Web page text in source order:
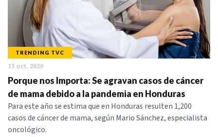
TRENDING TVC
15 oct. 2020
Porque nos Importa: Se agravan casos de cáncer
de mama debido a la pandemia en Honduras
Para este año se estima que en Honduras resulten 1,200
casos de cáncer de mama, según Mario Sánchez, especialista
oncológico.